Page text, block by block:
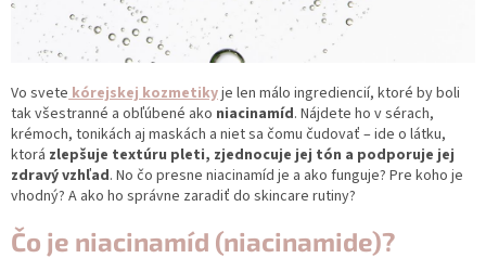
Vo svetekórejskej kozmetikyje len málo ingrediencií, ktoré by boli
tak všestranné a obľúbené ako niacinamíd. Nájdete ho v sérach,
krémoch, tonikách aj maskách a niet sa čomu čudovať – ide o látku,
ktorá zlepšuje textúru pleti, zjednocuje jej tón a podporuje jej
zdravý vzhľad. No čo presne niacinamíd je a ako funguje? Pre koho je
vhodný? A ako ho správne zaradiť do skincare rutiny?
Čo je niacinamíd (niacinamide)?